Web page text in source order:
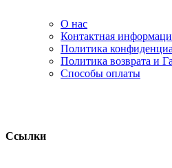
О нас
Контактная
Политика
Политика возврата и
Способы оплаты
Ссылки